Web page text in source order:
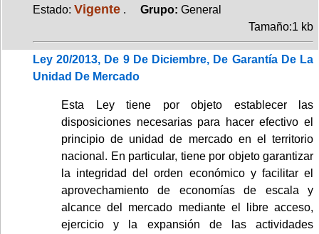
Estado: Vigente . Grupo: General
Tamaño:1 kb
Ley 20/2013, De 9 De Diciembre, De Garantía De La
Unidad De Mercado
Esta Ley tiene por objeto establecer las
disposiciones necesarias para hacer efectivo el
principio de unidad de mercado en el territorio
nacional. En particular, tiene por objeto garantizar
la integridad del orden económico y facilitar el
aprovechamiento de economías de escala y
alcance del mercado mediante el libre acceso,
ejercicio y la expansión de las actividades